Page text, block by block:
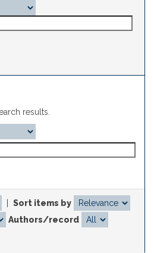
results.
Sort items by
Authors/record